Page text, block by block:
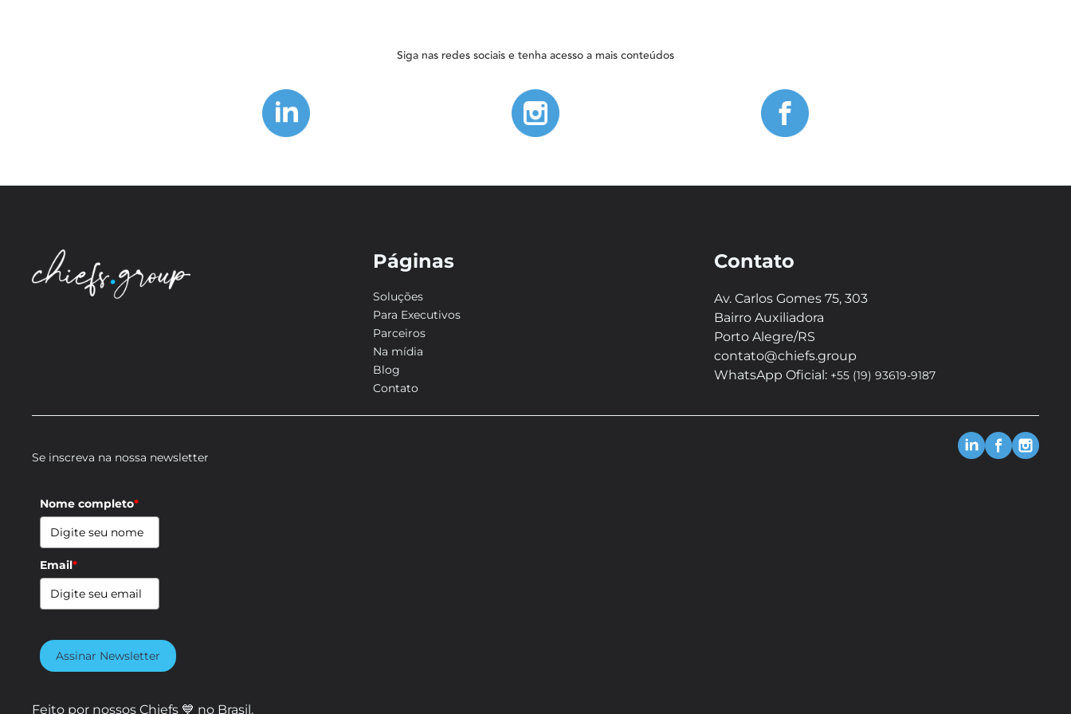
Siga nas redes sociais e tenha acesso a mais conteúdos
Páginas
Soluções
Para Executivos
Parceiros
Na mídia
Blog
Contato
Contato
Av. Carlos Gomes 75, 303
Bairro Auxiliadora
Porto Alegre/RS
contato@chiefs.group
WhatsApp Oficial: +55 (19) 93619-9187
Se inscreva na nossa newsletter
Nome completo*
Email*
Assinar Newsletter
Feito por nossos Chiefs 💙 no Brasil.